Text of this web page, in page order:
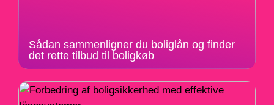
Sådan sammenligner du boliglån og finder
det rette tilbud til boligkøb